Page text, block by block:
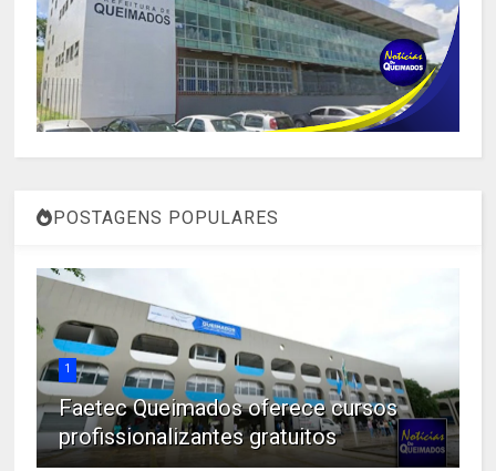
POSTAGENS POPULARES
1
Faetec Queimados oferece cursos
profissionalizantes gratuitos